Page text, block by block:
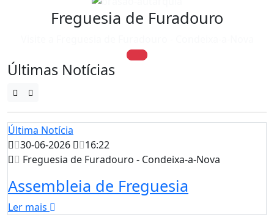
Freguesia de Furadouro
Últimas Notícias
Última Notícia
30-06-2026
16:22
Freguesia de Furadouro - Condeixa-a-Nova
Assembleia de Freguesia
Ler mais